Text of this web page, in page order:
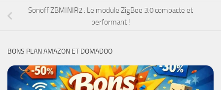
Sonoff ZBMINIR2 : Le module ZigBee 3.0 compacte et
performant !
BONS PLAN AMAZON ET DOMADOO